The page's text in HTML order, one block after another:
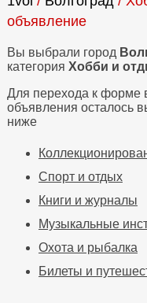
объявление
Вы выбрали город
категория Хобби и
Для перехода к форме
объявления осталось
ниже
Спорт и отдых
Книги и журналы
Музыкальные
Охота и рыбалка
Билеты и